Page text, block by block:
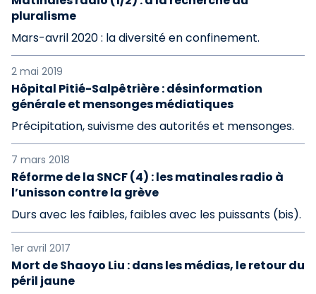
pluralisme
Mars-avril 2020 : la diversité en confinement.
2 mai 2019
Hôpital Pitié-Salpêtrière : désinformation
générale et mensonges médiatiques
Précipitation, suivisme des autorités et mensonges.
7 mars 2018
Réforme de la SNCF (4) : les matinales radio à
l’unisson contre la grève
Durs avec les faibles, faibles avec les puissants (bis).
1er avril 2017
Mort de Shaoyo Liu : dans les médias, le retour du
péril jaune